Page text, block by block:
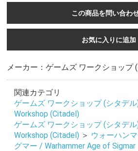
この商品を問い合わ
お気に入りに追加
メーカー：ゲームズ ワークショップ
関連カテゴリ
ゲームズ ワークショップ (シタデ
Workshop (Citadel)
ゲームズ ワークショップ (シタデ
Workshop (Citadel) ＞ ウォーハン
グマー / Warhammer Age of Sigmar